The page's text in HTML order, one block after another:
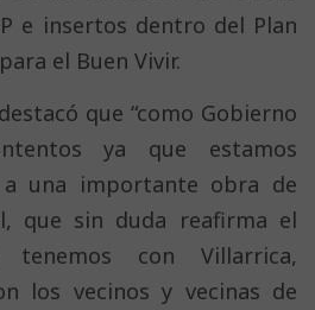
e insertos dentro del Plan
el Buen Vivir.
que “como Gobierno
ya que estamos
una importante obra de
que sin duda reafirma el
tenemos con Villarrica,
los vecinos y vecinas de